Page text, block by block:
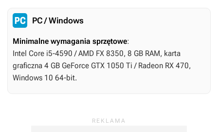
PC / Windows
Minimalne wymagania sprzętowe:
Intel Core i5-4590 / AMD FX 8350, 8 GB RAM, karta
graficzna 4 GB GeForce GTX 1050 Ti / Radeon RX 470,
Windows 10 64-bit.